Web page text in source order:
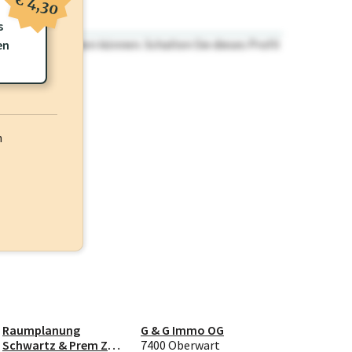
nicht einsehen können. Schalten Sie dieses Profil
Raumplanung
Schwartz & Prem ZT
G & G Immo OG
7400 Oberwart